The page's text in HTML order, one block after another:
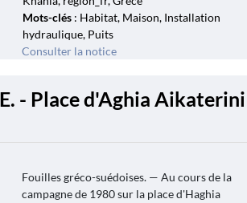
Mots-clés: Habitat, Maison, Installation
hydraulique, Puits
Consulter la notice
- Place d'Aghia
Fouilles gréco-suédoises. — Au cours de la
campagne de 1980 sur la place d'Haghia